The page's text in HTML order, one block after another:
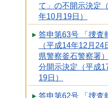
て」の不開示決定
年10月19日）
答申第63号 「捜査
（平成14年12月24
県警察釜石警察署
分開示決定（平成
19日）
答申第62号 「捜査